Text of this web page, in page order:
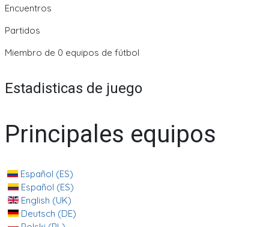
Encuentros
Partidos
Miembro de 0 equipos de fútbol
Estadisticas de juego
Principales equipos
Español (ES)
Español (ES)
English (UK)
Deutsch (DE)